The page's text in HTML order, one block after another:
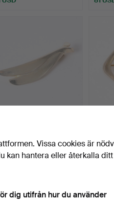
1 jul 2026
bud
5 bud
Vissa cookies är
kan hantera eller återkalla ditt
dig utifrån hur du använder